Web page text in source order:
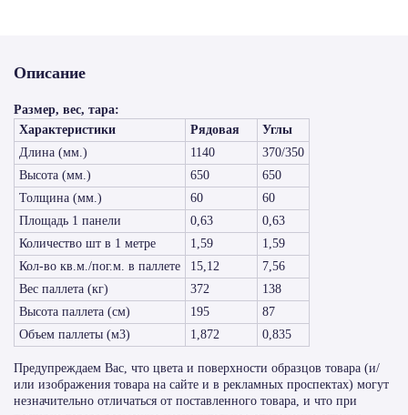
Описание
Размер, вес, тара:
Характеристики
Рядовая
Углы
Длина (мм.)
1140
370/350
Высота (мм.)
650
650
Толщина (мм.)
60
60
Площадь 1 панели
0,63
0,63
Количество шт в 1 метре
1,59
1,59
Кол-во кв.м./пог.м. в паллете
15,12
7,56
Вес паллета (кг)
372
138
Высота паллета (см)
195
87
Объем паллеты (м3)
1,872 0,835
Предупреждаем Вас, что цвета и поверхности образцов товара (и/
или изображения товара на сайте и в рекламных проспектах) могут
незначительно отличаться от поставленного товара, и что при